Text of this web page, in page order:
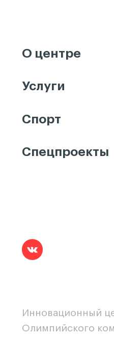
О центре
Услуги
Спорт
Спецпроекты
Инновационный
Олимпийского